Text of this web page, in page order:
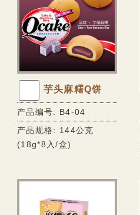
巧克力披覆系列
棉花糖系列
甜蜜牛轧糖系列
传统糕饼系列
无糖专区
无糖纤饮
无糖牛轧糖
芋头麻糬Q饼
产品编号: B4-04
产品规格: 144公克
(18g*8入/盒)